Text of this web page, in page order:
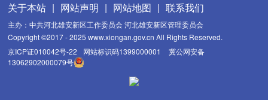
关于本站 | 网站声明 | 网站地图 | 联系我们
主办：中共河北雄安新区工作委员会 河北雄安新区管理委员会
Copyright ©2017 - 2025 www.xiongan.gov.cn All Rights Reserved.
京ICP证010042号-22
网站标识码1399000001
冀公网安备
13062902000079号